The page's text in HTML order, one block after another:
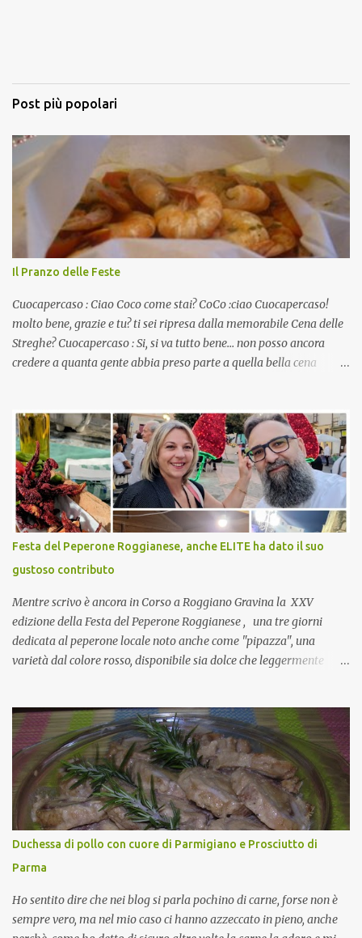
Post più popolari
Il Pranzo delle Feste
Cuocapercaso : Ciao Coco come stai? CoCo :ciao Cuocapercaso!
molto bene, grazie e tu? ti sei ripresa dalla memorabile Cena delle
Streghe? Cuocapercaso : Si, si va tutto bene… non posso ancora
credere a quanta gente abbia preso parte a quella bella cena
pranzo, racconta un po'! Perchè io avrò ospiti e cerco degli spunti...
Cuocapercaso : A dire il vero domenica prossima non preparo
nulla perché vado al Pranzo Aziendale di fine anno organizzato dai
mie capi! CoCo : Pranzo aziendale? Una bella idea! Cuocapercaso :
si, è un modo per riunirsi tutti a fine anno e tirare le somme…
naturalmente mangiando tutti insieme, con grande convivialità!
CoCo : è naturale il cibo, come sappiamo bene, funziona spesso da
collante e anche nel lavoro riesce a creare spesso l’ambiente
favorevole per molte belle opportunità, non trovi? Cuocapercaso :
Si, concordo! …addirittura si dice...
Festa del Peperone Roggianese, anche ELITE ha dato il suo
gustoso contributo
Mentre scrivo è ancora in Corso a Roggiano Gravina la XXV
edizione della Festa del Peperone Roggianese , una tre giorni
dedicata al peperone locale noto anche come "pipazza", una
varietà dal colore rosso, disponibile sia dolce che leggermente
(Pat) della Calabria. Un ingrediente versatile in cucina, utilizzato
fresco o essiccato in ricette della tradizione o in piatti innovativi.
Durante la prima serata dell'evento abbiamo avuto prova della
versatilità di questo ingrediente durante il "2° Concorso
Gastronomico di piatti a base di peperone Roggianese" ideato da
Gina Santagata , presidente dell'associazione Mongolfiera, che ha
visto coinvolte tante associazioni attive sul territorio che hanno
voluto partecipare presentando un loro piatto a base di peperone.
Da giurata del concorso insieme agli chef Francesco Luci e ...
Duchessa di pollo con cuore di Parmigiano e Prosciutto di
Parma
Ho sentito dire che nei blog si parla pochino di carne, forse non è
sempre vero, ma nel mio caso ci hanno azzeccato in pieno, anche